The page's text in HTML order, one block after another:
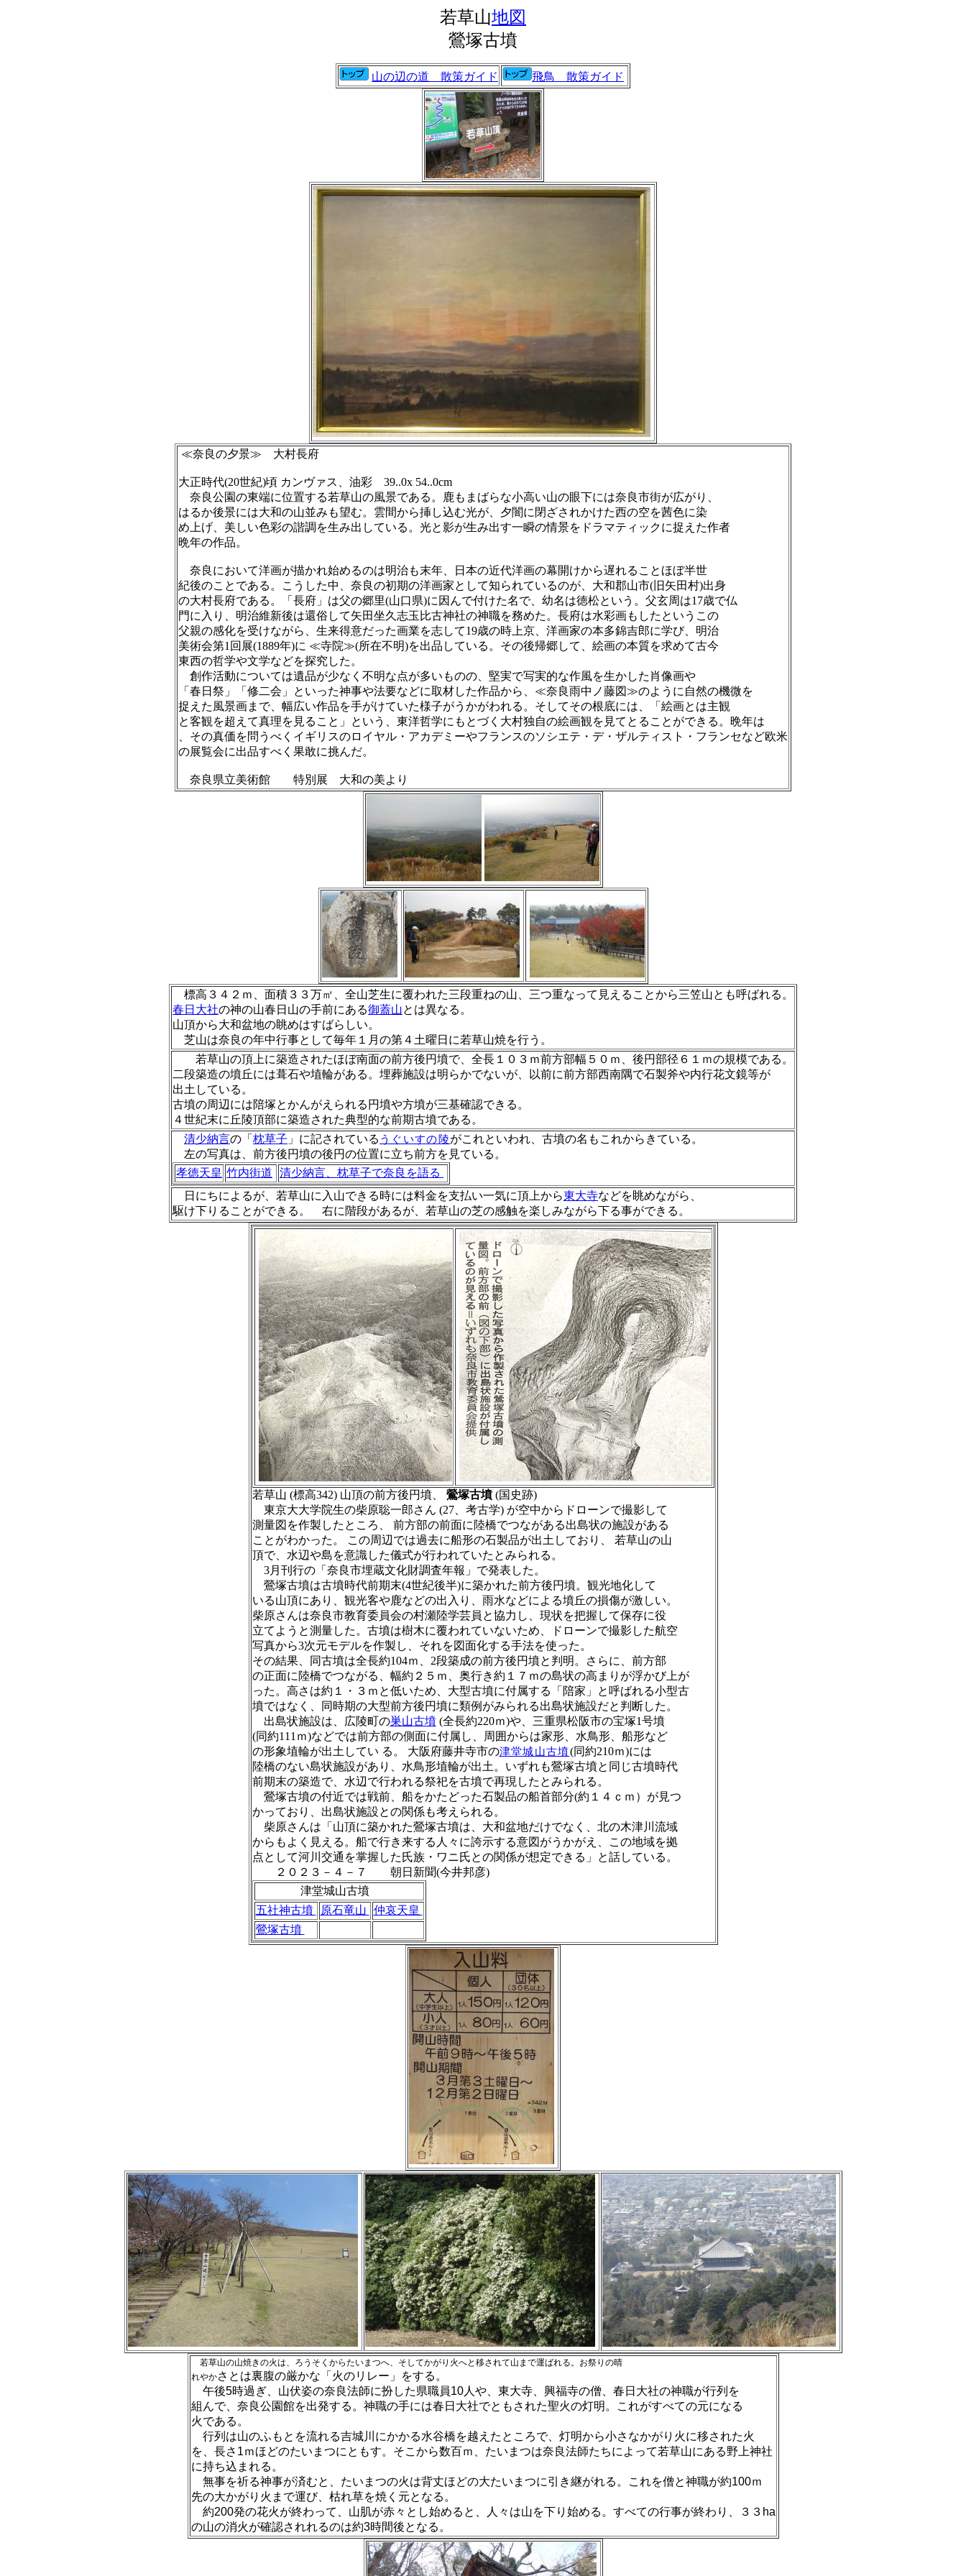
若草山地図
鶯塚古墳
山の辺の道 散策ガイド 飛鳥 散策ガイド
≪奈良の夕景≫ 大村長府
大正時代(20世紀)頃 カンヴァス、油彩 39..0x 54..0cm
奈良公園の東端に位置する若草山の風景である。鹿もまばらな小高い山の眼下には奈良市街が広がり、
はるか後景には大和の山並みも望む。雲間から挿し込む光が、夕闇に閉ざされかけた西の空を茜色に染
め上げ、美しい色彩の諧調を生み出している。光と影が生み出す一瞬の情景をドラマティックに捉えた作者
晩年の作品。
奈良において洋画が描かれ始めるのは明治も末年、日本の近代洋画の幕開けから遅れることほぼ半世
紀後のことである。こうした中、奈良の初期の洋画家として知られているのが、大和郡山市(旧矢田村)出身
の大村長府である。「長府」は父の郷里(山口県)に因んで付けた名で、幼名は徳松という。父玄周は17歳で仏
門に入り、明治維新後は還俗して矢田坐久志玉比古神社の神職を務めた。長府は水彩画もしたというこの
父親の感化を受けながら、生来得意だった画業を志して19歳の時上京、洋画家の本多錦吉郎に学び、明治
美術会第1回展(1889年)に ≪寺院≫(所在不明)を出品している。その後帰郷して、絵画の本質を求めて古今
東西の哲学や文学などを探究した。
創作活動については遺品が少なく不明な点が多いものの、堅実で写実的な作風を生かした肖像画や
「春日祭」「修二会」といった神事や法要などに取材した作品から、≪奈良雨中ノ藤図≫のように自然の機微を
捉えた風景画まで、幅広い作品を手がけていた様子がうかがわれる。そしてその根底には、「絵画とは主観
と客観を超えて真理を見ること」という、東洋哲学にもとづく大村独自の絵画観を見てとることができる。晩年は
、その真価を問うべくイギリスのロイヤル・アカデミーやフランスのソシエテ・デ・ザルティスト・フランセなど欧米
の展覧会に出品すべく果敢に挑んだ。
奈良県立美術館 特別展 大和の美より
標高３４２ｍ、面積３３万㎡、全山芝生に覆われた三段重ねの山、三つ重なって見えることから三笠山とも呼ばれる。
春日大社の神の山春日山の手前にある御蓋山とは異なる。
山頂から大和盆地の眺めはすばらしい。
芝山は奈良の年中行事として毎年１月の第４土曜日に若草山焼を行う。
若草山の頂上に築造されたほぼ南面の前方後円墳で、全長１０３ｍ前方部幅５０ｍ、後円部径６１ｍの規模である。
二段築造の墳丘には葺石や埴輪がある。埋葬施設は明らかでないが、以前に前方部西南隅で石製斧や内行花文鏡等が
出土している。
古墳の周辺には陪塚とかんがえられる円墳や方墳が三基確認できる。
４世紀末に丘陵頂部に築造された典型的な前期古墳である。
清少納言の「 枕草子 」に記されている うぐいすの陵がこれといわれ、古墳の名もこれからきている。
左の写真は、前方後円墳の後円の位置に立ち前方を見ている。
孝徳天皇 竹内街道
清少納言、枕草子で奈良を語る
日にちによるが、若草山に入山できる時には料金を支払い一気に頂上から東大寺などを眺めながら、
駆け下りることができる。 右に階段があるが、若草山の芝の感触を楽しみながら下る事ができる。
若草山 (標高342) 山頂の前方後円墳、 鶯塚古墳(国史跡)
東京大大学院生の柴原聡一郎さん (27、考古学) が空中からドローンで撮影して
測量図を作製したところ、 前方部の前面に陸橋でつながある出島状の施設がある
ことがわかった。 この周辺では過去に船形の石製品が出土しており、 若草山の山
頂で、水辺や島を意識した儀式が行われていたとみられる。
3月刊行の「奈良市埋蔵文化財調査年報」で発表した。
鶯塚古墳は古墳時代前期末(4世紀後半)に築かれた前方後円墳。観光地化して
いる山頂にあり、観光客や鹿などの出入り、雨水などによる墳丘の損傷が激しい。
柴原さんは奈良市教育委員会の村瀬陸学芸員と協力し、現状を把握して保存に役
立てようと測量した。古墳は樹木に覆われていないため、ドローンで撮影した航空
写真から3次元モデルを作製し、それを図面化する手法を使った。
その結果、同古墳は全長約104ｍ、2段築成の前方後円墳と判明。さらに、前方部
の正面に陸橋でつながる、幅約２５ｍ、奥行き約１７ｍの島状の高まりが浮かび上が
った。高さは約１・３ｍと低いため、大型古墳に付属する「陪家」と呼ばれる小型古
墳ではなく、同時期の大型前方後円墳に類例がみられる出島状施設だと判断した。
出島状施設は、広陵町の巣山古墳(全長約220ｍ)や、三重県松阪市の宝塚1号墳
(同約111ｍ)などでは前方部の側面に付属し、周囲からは家形、水鳥形、船形など
の形象埴輪が出土してい る。 大阪府藤井寺市の津堂城山古墳(同約210ｍ)には
陸橋のない島状施設があり、水鳥形埴輪が出土。いずれも鶯塚古墳と同じ古墳時代
前期末の築造で、水辺で行われる祭祀を古墳で再現したとみられる。
鶯塚古墳の付近では戦前、船をかたどった石製品の船首部分(約１４ｃｍ）が見つ
かっており、出島状施設との関係も考えられる。
柴原さんは「山頂に築かれた鶯塚古墳は、大和盆地だけでなく、北の木津川流域
からもよく見える。船で行き来する人々に誇示する意図がうかがえ、この地域を拠
点として河川交通を掌握した氏族・ワニ氏との関係が想定できる」と話している。
２０２３－４－７ 朝日新聞(今井邦彦)
津堂城山古墳
五社神古墳
原石竜山
仲哀天皇
鶯塚古墳
若草山の山焼きの火は、ろうそくからたいまつへ、そしてかがり火へと移されて山まで運ばれる。お祭りの晴
れやかさとは裏腹の厳かな「火のリレー」をする。
午後5時過ぎ、山伏姿の奈良法師に扮した県職員10人や、東大寺、興福寺の僧、春日大社の神職が行列を
組んで、奈良公園館を出発する。神職の手には春日大社でとも された聖火の灯明。これがすべての元になる
火である。
行列は山のふもとを流れる吉城川にかかる水谷橋を越えたところで、 灯明から小さなかがり 火に移された火
を、長さ1ｍほどのたいまつに ともす。そこから数百ｍ 、たいまつは奈良法師たちによって若草山にある野上神社
に持ち込まれる。
無事を祈る神事が済むと、たいまつの火は背丈ほどの大たいまつに引き継がれる。これを僧と神職が約100ｍ
先の大かがり火まで運び、枯れ草を焼く元となる。
約200発の花火が終わって、山肌が赤々とし始めると、人々は山を下り始める。すべての行事が終わ り、３３ha
の山の消火が確認されれるのは約3時間後となる。